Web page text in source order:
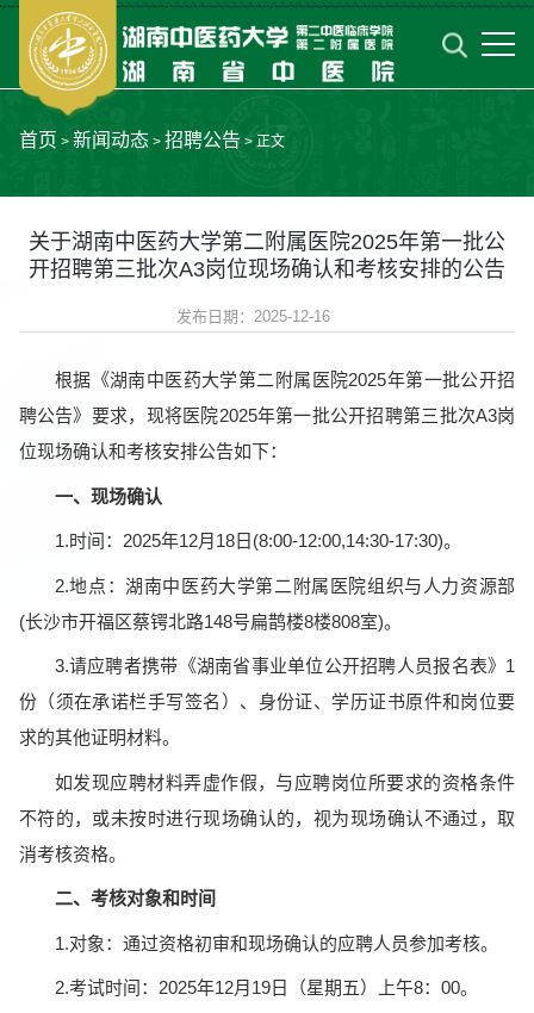
首页 > 新闻动态> 招聘公告> 正文
关于湖南中医药大学第二附属医院2025年第一批公
开招聘第三批次A3岗位现场确认和考核安排的公告
发布日期：2025-12-16
根据《湖南中医药大学第二附属医院2025年第一批公开招
聘公告》要求，现将医院2025年第一批公开招聘第三批次A3岗
位现场确认和考核安排公告如下：
一、现场确认
1.时间：2025年12月18日(8:00-12:00,14:30-17:30)。
2.地点：湖南中医药大学第二附属医院组织与人力资源部
(长沙市开福区蔡锷北路148号扁鹊楼8楼808室)。
3.请应聘者携带《湖南省事业单位公开招聘人员报名表》1
份（须在承诺栏手写签名）、身份证、学历证书原件和岗位要
求的其他证明材料。
如发现应聘材料弄虚作假，与应聘岗位所要求的资格条件
不符的，或未按时进行现场确认的，视为现场确认不通过，取
消考核资格。
二、考核对象和时间
1.对象：通过资格初审和现场确认的应聘人员参加考核。
2.考试时间：2025年12月19日（星期五）上午8：00。